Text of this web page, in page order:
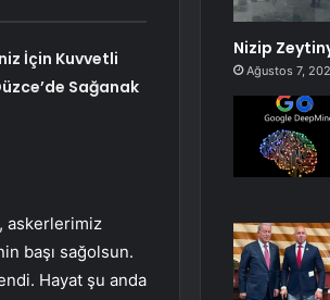
İçin Kuvvetli
Sağanak
askerlerimiz
başı sağolsun.
Hayat şu anda
Nizip
Ağustos 7,